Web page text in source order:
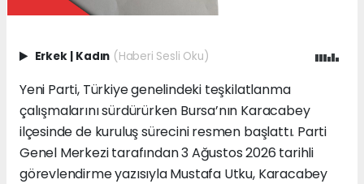
Erkek | Kadın (Haberi Sesli Oku)
Yeni Parti, Türkiye genelindeki teşkilatlanma
çalışmalarını sürdürürken Bursa’nın Karacabey
ilçesinde de kuruluş sürecini resmen başlattı. Parti
Genel Merkezi tarafından 3 Ağustos 2026 tarihli
görevlendirme yazısıyla Mustafa Utku, Karacabey